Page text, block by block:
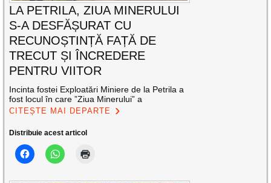
LA PETRILA, ZIUA MINERULUI
S-A DESFĂȘURAT CU
RECUNOȘTINȚĂ FAȚĂ DE
TRECUT ȘI ÎNCREDERE
PENTRU VIITOR
Incinta fostei Exploatări Miniere de la Petrila a
fost locul în care ”Ziua Minerului” a
CITEȘTE MAI DEPARTE
Distribuie acest articol